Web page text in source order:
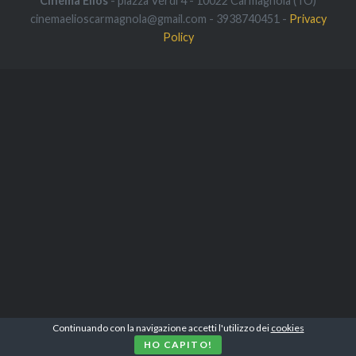
cinemaelioscarmagnola@gmail.com - 3938740451 - Privacy
Policy
Continuando con la navigazione accetti l'utilizzo dei cookies
HO CAPITO!